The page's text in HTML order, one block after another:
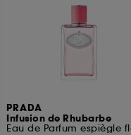
PRADA
Infusion de Rhubarbe